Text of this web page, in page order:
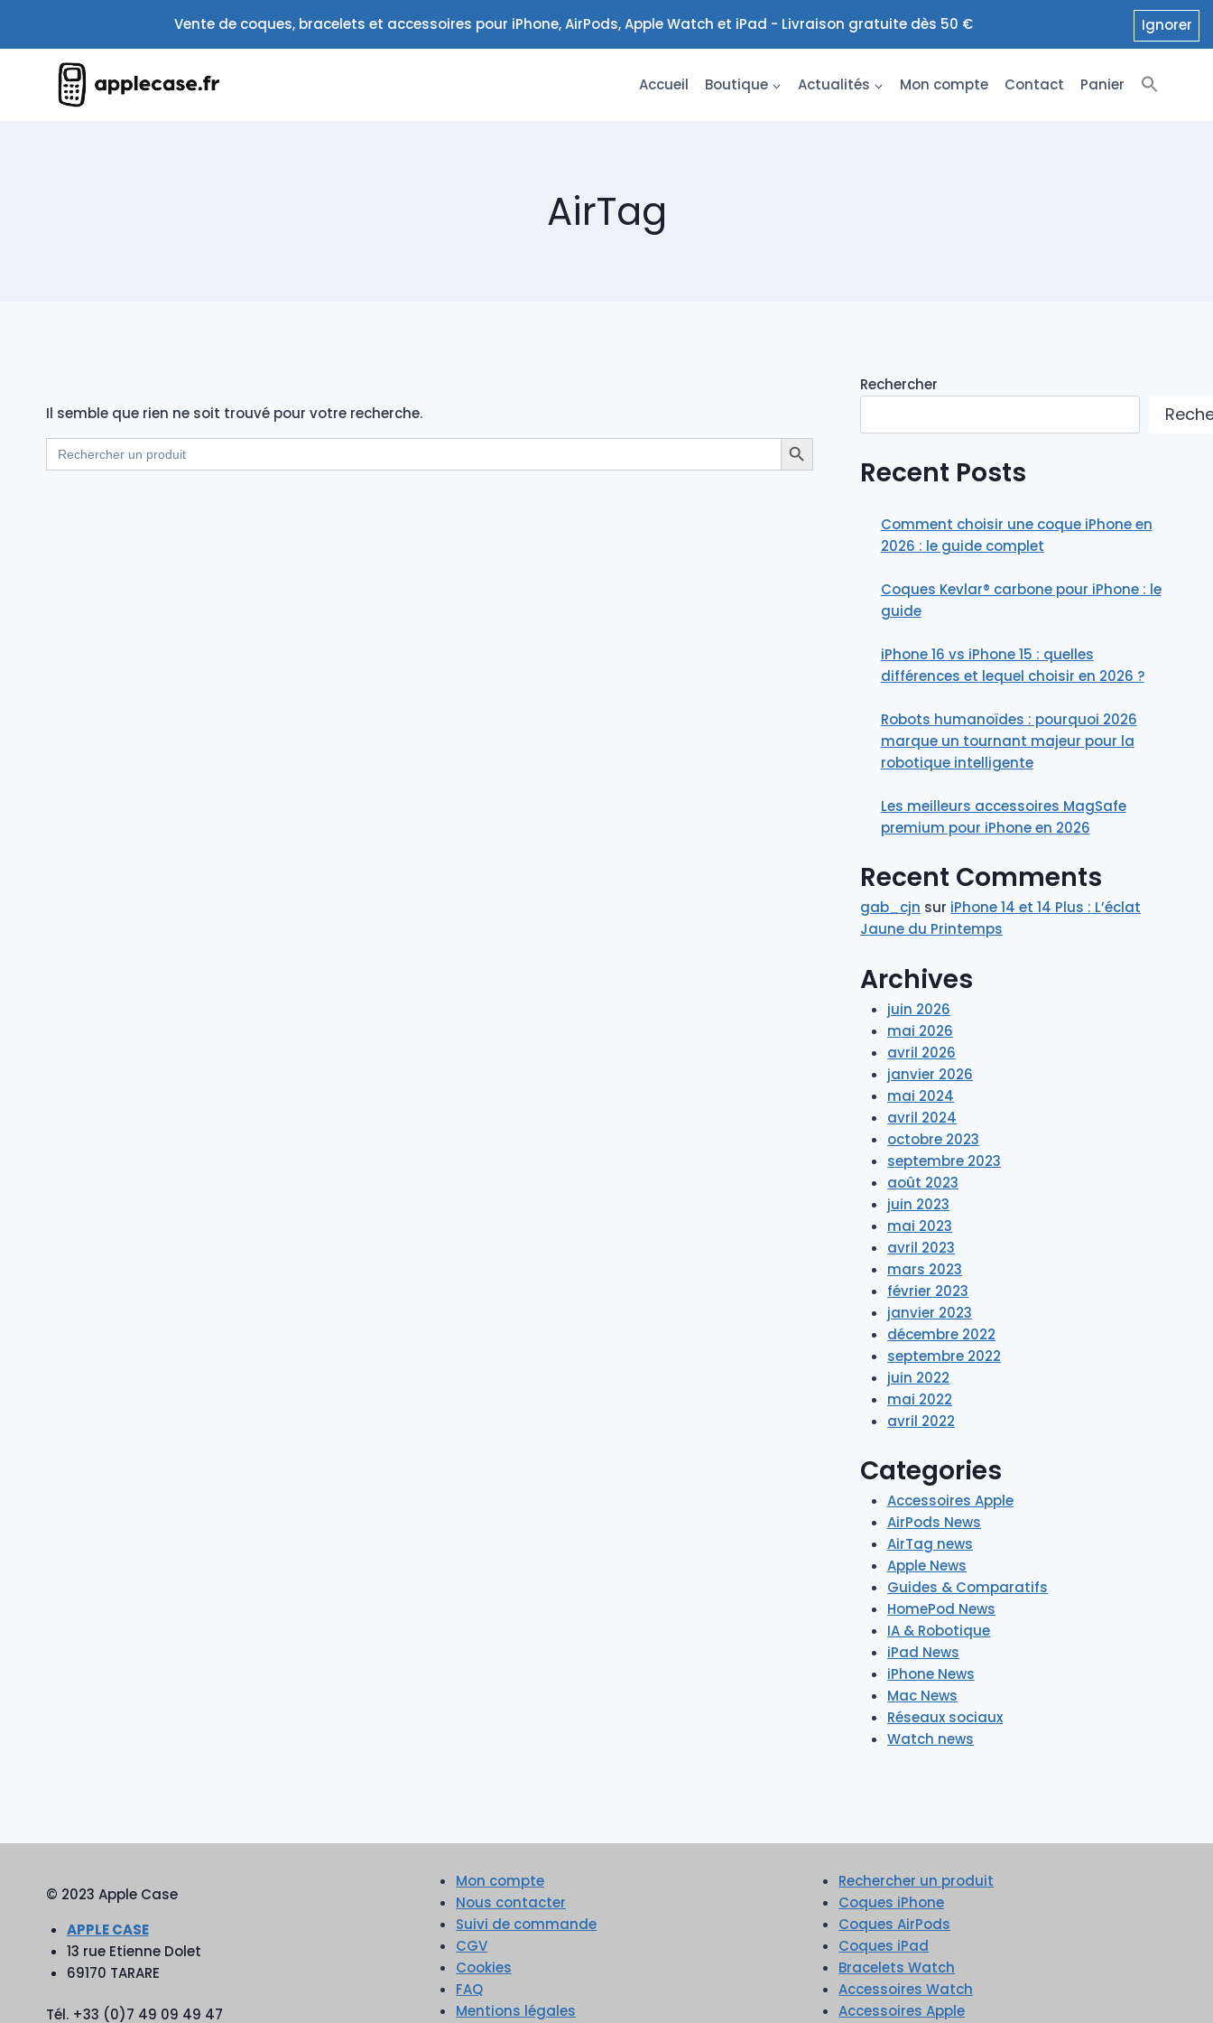
contenu
Vente de coques, bracelets et accessoires pour iPhone, AirPods, Apple Watch et iPad - Livraison gratuite dès 50 € Ignorer
Accueil Boutique Actualités Mon compte Contact Panier
AirTag
Il semble que rien ne soit trouvé pour votre recherche.
Search
for:
Search Button
Rechercher
Recent Posts
Comment choisir une coque iPhone en
2026 : le guide complet
Coques Kevlar® carbone pour iPhone : le
guide
iPhone 16 vs iPhone 15 : quelles
différences et lequel choisir en 2026 ?
Robots humanoïdes : pourquoi 2026
marque un tournant majeur pour la
robotique intelligente
Les meilleurs accessoires MagSafe
premium pour iPhone en 2026
Recent Comments
gab_cjn sur iPhone 14 et 14 Plus : L’éclat
Jaune du Printemps
Archives
juin 2026
mai 2026
avril 2026
janvier 2026
mai 2024
avril 2024
octobre 2023
septembre 2023
août 2023
juin 2023
mai 2023
avril 2023
mars 2023
février 2023
janvier 2023
décembre 2022
septembre 2022
juin 2022
mai 2022
avril 2022
Categories
Accessoires Apple
AirPods News
AirTag news
Apple News
Guides & Comparatifs
HomePod News
IA & Robotique
iPad News
iPhone News
Mac News
Réseaux sociaux
Watch news
© 2023 Apple Case
APPLE CASE
13 rue Etienne Dolet
69170 TARARE
Tél. +33 (0)7 49 09 49 47
Mon compte
Nous contacter
Suivi de commande
CGV
Cookies
FAQ
Mentions légales
Rechercher un produit
Coques iPhone
Coques AirPods
Coques iPad
Bracelets Watch
Accessoires Watch
Accessoires Apple